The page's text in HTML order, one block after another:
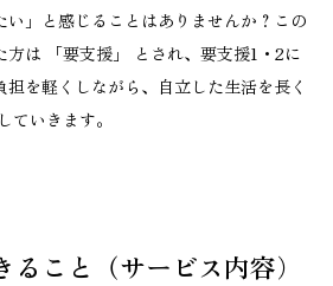
い」と感じることはありませんか？この
方は 「要支援」 とされ、要支援1・2に
を軽くしながら、自立した生活を長く
ていきます。
ること（サービス内容）